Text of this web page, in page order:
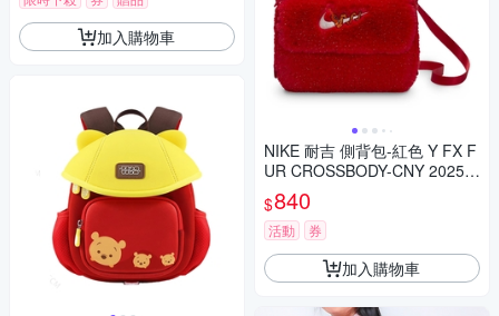
加入購物車
NIKE 耐吉 側背包-紅色 Y FX F
UR CROSSBODY-CNY 2025-
HV6119657
$840
活動 券
加入購物車